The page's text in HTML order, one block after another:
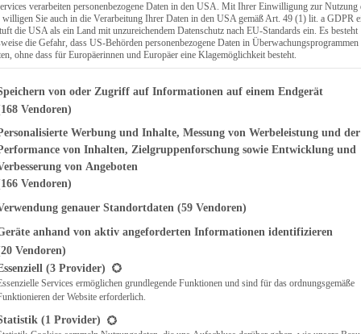
& QUICHES
verarbeiten personenbezogene Daten in den USA. Mit Ihrer Einwilligung zur Nutzung
willigen Sie auch in die Verarbeitung Ihrer Daten in den USA gemäß Art. 49 (1) lit. a GDPR
die USA als ein Land mit unzureichendem Datenschutz nach EU-Standards ein. Es besteht
die Gefahr, dass US-Behörden personenbezogene Daten in Überwachungsprogrammen
ohne dass für Europäerinnen und Europäer eine Klagemöglichkeit besteht.
finden Sie eine Liste der Zwecke des IAB Transparency and
von oder Zugriff auf Informationen auf einem Endgerät
Vendoren)
Werbung und Inhalte, Messung von Werbeleistung und der
von Inhalten, Zielgruppenforschung sowie Entwicklung und
von Angeboten
Vendoren)
genauer Standortdaten (59 Vendoren)
anhand von aktiv angeforderten Informationen identifizieren
Vendoren)
eine Liste der Service-Gruppen, für die eine Einwilligung erteilt werden
(3 Provider)
Services ermöglichen grundlegende Funktionen und sind für das ordnungsgemäße
der Website erforderlich.
(1 Provider)